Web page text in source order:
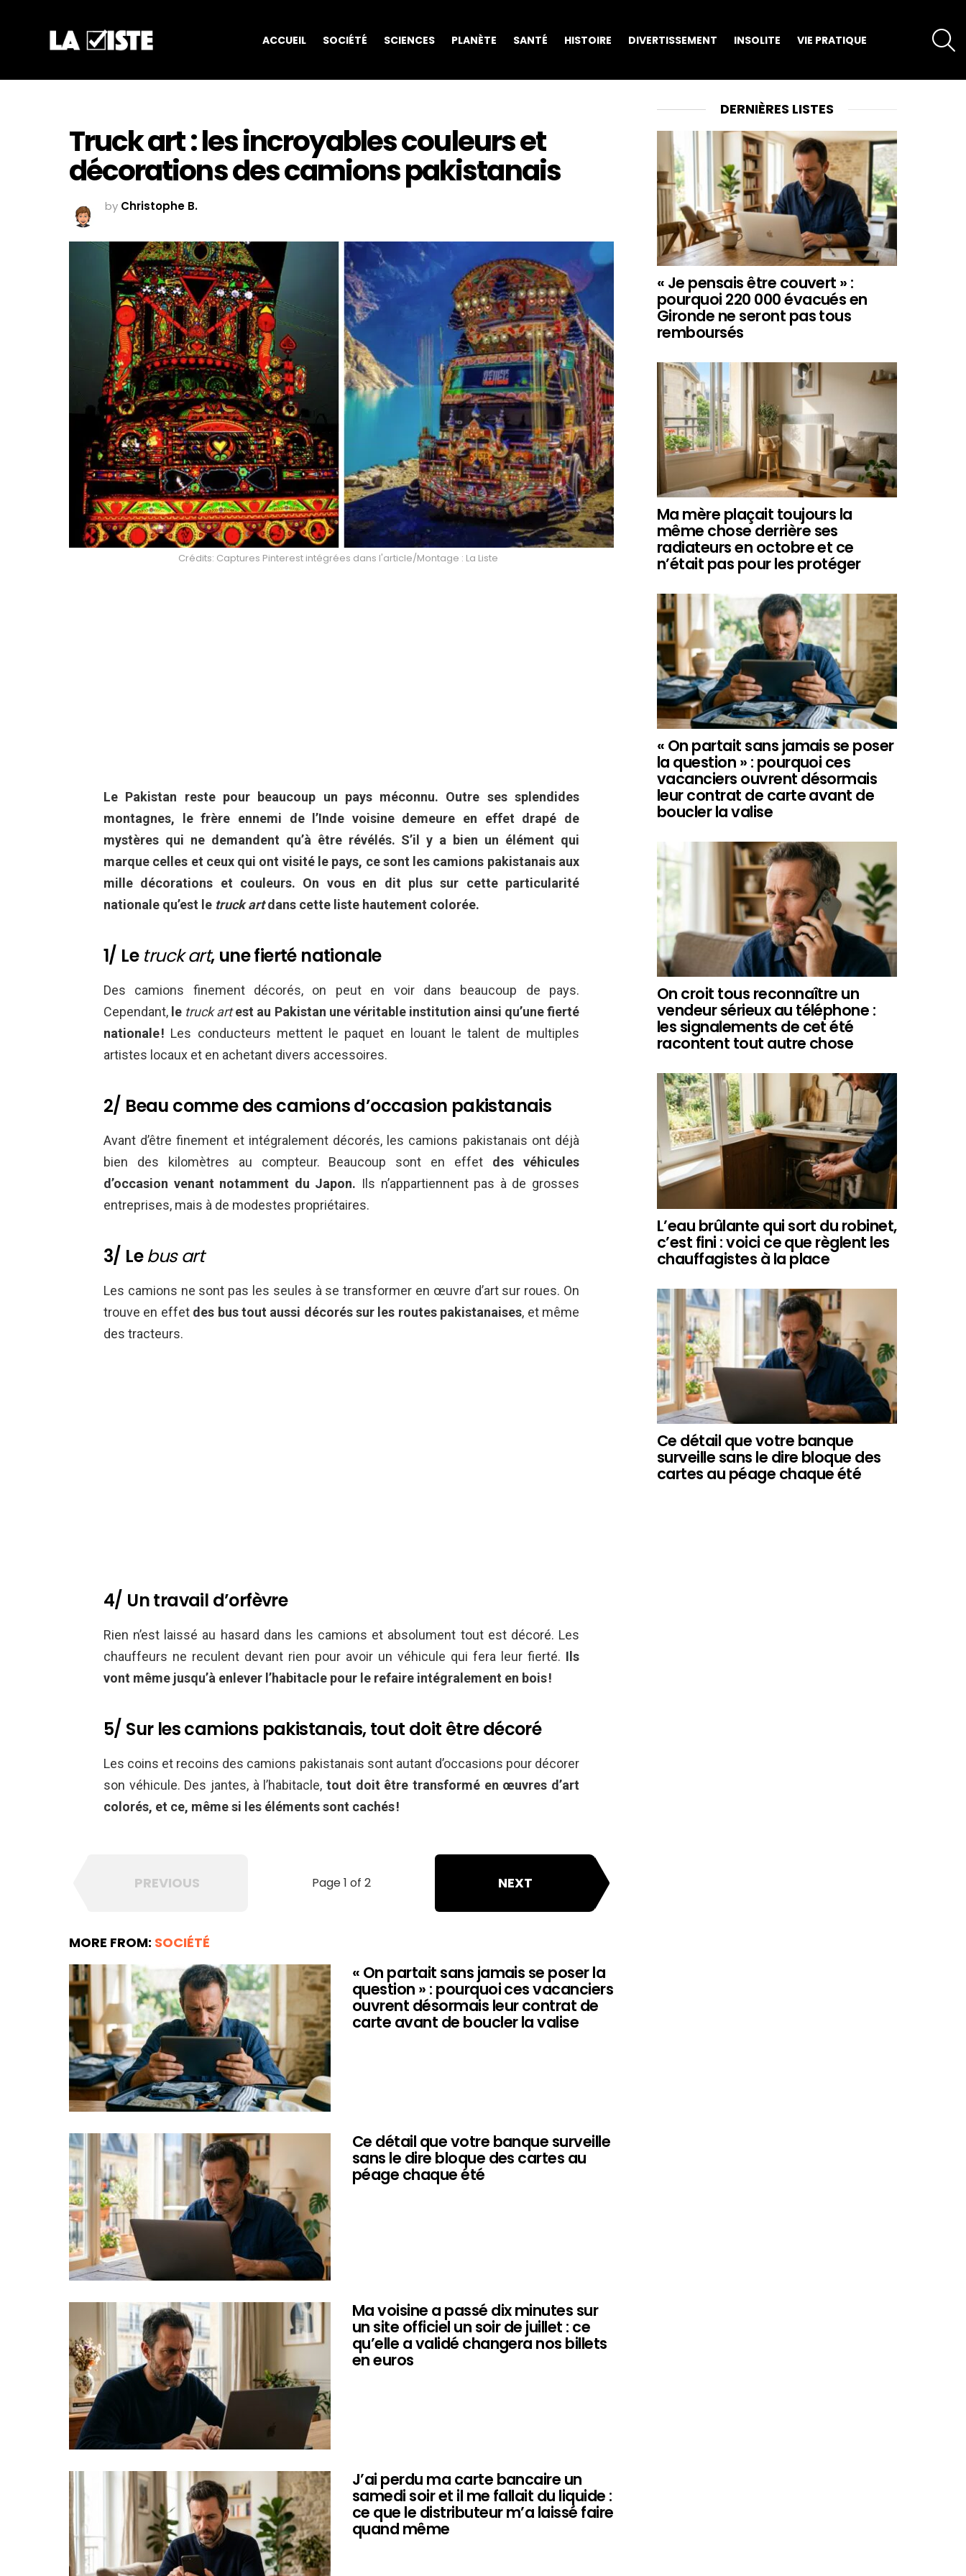
ACCUEIL SOCIÉTÉ SCIENCES PLANÈTE SANTÉ HISTOIRE DIVERTISSEMENT INSOLITE VIE PRATIQUE
Truck art : les incroyables couleurs et
décorations des camions pakistanais
by Christophe B.
Crédits: Captures Pinterest intégrées dans l'article/Montage : La Liste
Le Pakistan reste pour beaucoup un pays méconnu. Outre ses splendides
montagnes, le frère ennemi de l’Inde voisine demeure en effet drapé de
mystères qui ne demandent qu’à être révélés. S’il y a bien un élément qui
marque celles et ceux qui ont visité le pays, ce sont les camions pakistanais aux
mille décorations et couleurs. On vous en dit plus sur cette particularité
nationale qu’est le truck artdans cette liste hautement colorée.
1/ Le truck art, une fierté nationale
Des camions finement décorés, on peut en voir dans beaucoup de pays.
Cependant, le truck artest au Pakistan une véritable institution ainsi qu’une fierté
nationale ! Les conducteurs mettent le paquet en louant le talent de multiples
artistes locaux et en achetant divers accessoires.
2/ Beau comme des camions d’occasion pakistanais
Avant d’être finement et intégralement décorés, les camions pakistanais ont déjà
bien des kilomètres au compteur. Beaucoup sont en effet des véhicules
d’occasion venant notamment du Japon. Ils n’appartiennent pas à de grosses
entreprises, mais à de modestes propriétaires.
3/ Lebus art
Les camions ne sont pas les seules à se transformer en œuvre d’art sur roues. On
trouve en effet des bus tout aussi décorés sur les routes pakistanaises, et même
des tracteurs.
4/ Un travail d’orfèvre
Rien n’est laissé au hasard dans les camions et absolument tout est décoré. Les
chauffeurs ne reculent devant rien pour avoir un véhicule qui fera leur fierté. Ils
vont même jusqu’à enlever l’habitacle pour le refaire intégralement en bois !
5/ Sur les camions pakistanais, tout doit être décoré
Les coins et recoins des camions pakistanais sont autant d’occasions pour décorer
son véhicule. Des jantes, à l’habitacle, tout doit être transformé en œuvres d’art
colorés, et ce, même si les éléments sont cachés !
Page 1 of 2
PREVIOUS NEXT
MORE FROM: SOCIÉTÉ
« On partait sans jamais se poser la
question » : pourquoi ces vacanciers
ouvrent désormais leur contrat de
carte avant de boucler la valise
Ce détail que votre banque surveille
sans le dire bloque des cartes au
péage chaque été
Ma voisine a passé dix minutes sur
un site officiel un soir de juillet : ce
qu’elle a validé changera nos billets
en euros
J’ai perdu ma carte bancaire un
samedi soir et il me fallait du liquide :
ce que le distributeur m’a laissé faire
quand même
DERNIÈRES LISTES
« Je pensais être couvert » :
pourquoi 220 000 évacués en
Gironde ne seront pas tous
remboursés
Ma mère plaçait toujours la
même chose derrière ses
radiateurs en octobre et ce
n’était pas pour les protéger
« On partait sans jamais se poser
la question » : pourquoi ces
vacanciers ouvrent désormais
leur contrat de carte avant de
boucler la valise
On croit tous reconnaître un
vendeur sérieux au téléphone :
les signalements de cet été
racontent tout autre chose
L’eau brûlante qui sort du robinet,
c’est fini : voici ce que règlent les
chauffagistes à la place
Ce détail que votre banque
surveille sans le dire bloque des
cartes au péage chaque été